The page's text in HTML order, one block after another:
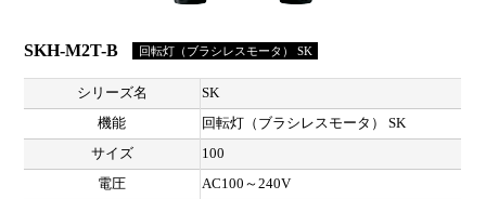
SKH-M2T-B 回転灯（ブラシレスモータ） SK
シリーズ名
SK
機能
回転灯（ブラシレスモータ） SK
サイズ
100
電圧
AC100～240V